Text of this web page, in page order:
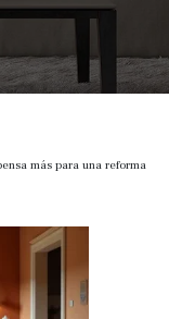
más para una reforma